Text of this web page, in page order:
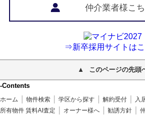
仲介業者様こ
⇒新卒採用サイトは
このページの先頭
-Contents
ホーム 物件検索 学区から探す 解約受付
入
所有物件 賃料AI査定
オーナー様へ 勧誘方針